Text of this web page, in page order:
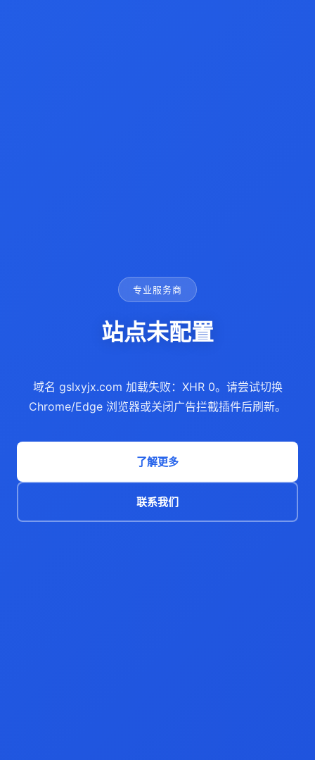
专业服务商
站点未配置
域名 gslxyjx.com 加载失败：XHR 0。请尝试切换
Chrome/Edge 浏览器或关闭广告拦截插件后刷新。
了解更多
联系我们